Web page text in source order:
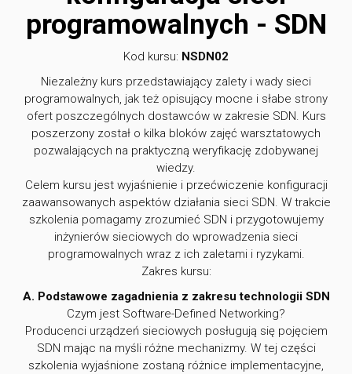
programowalnych - SDN
Kod kursu: NSDN02
Niezależny kurs przedstawiający zalety i wady sieci
programowalnych, jak też opisujący mocne i słabe strony
ofert poszczególnych dostawców w zakresie SDN. Kurs
poszerzony został o kilka bloków zajęć warsztatowych
pozwalających na praktyczną weryfikację zdobywanej
wiedzy.
Celem kursu jest wyjaśnienie i przećwiczenie konfiguracji
zaawansowanych aspektów działania sieci SDN. W trakcie
szkolenia pomagamy zrozumieć SDN i przygotowujemy
inżynierów sieciowych do wprowadzenia sieci
programowalnych wraz z ich zaletami i ryzykami.
Zakres kursu:
A. Podstawowe zagadnienia z zakresu technologii SDN
Czym jest Software-Defined Networking?
Producenci urządzeń sieciowych posługują się pojęciem
SDN mając na myśli różne mechanizmy. W tej części
szkolenia wyjaśnione zostaną różnice implementacyjne,